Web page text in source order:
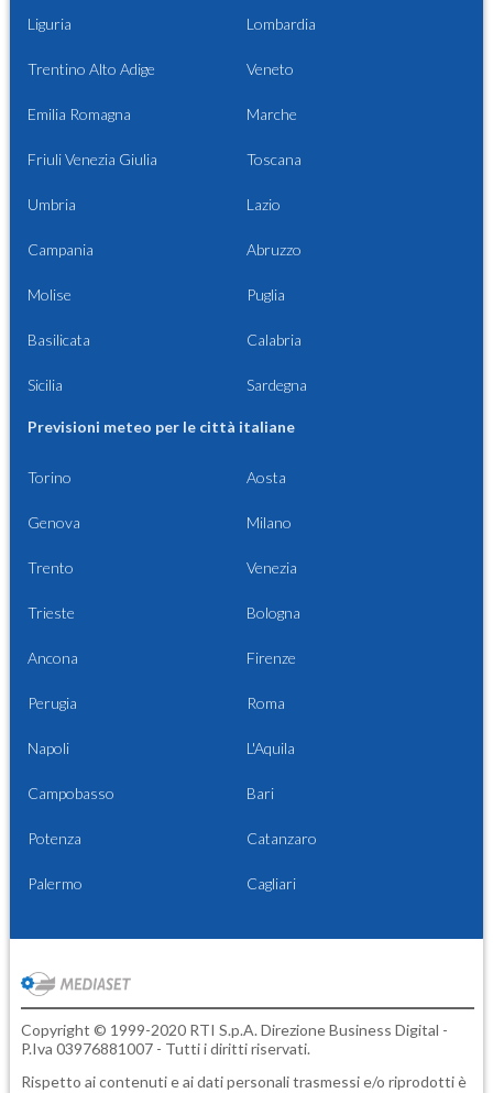
Liguria Lombardia
Trentino Alto Adige Veneto
Emilia Romagna Marche
Friuli Venezia Giulia Toscana
Umbria Lazio
Campania Abruzzo
Molise Puglia
Basilicata Calabria
Sicilia Sardegna
Previsioni meteo per le città italiane
Torino Aosta
Genova Milano
Trento Venezia
Trieste Bologna
Ancona Firenze
Perugia Roma
Napoli L'Aquila
Campobasso Bari
Potenza Catanzaro
Palermo Cagliari
Copyright © 1999-2020 RTI S.p.A. Direzione Business Digital -
P.Iva 03976881007 - Tutti i diritti riservati.
Rispetto ai contenuti e ai dati personali trasmessi e/o riprodotti è